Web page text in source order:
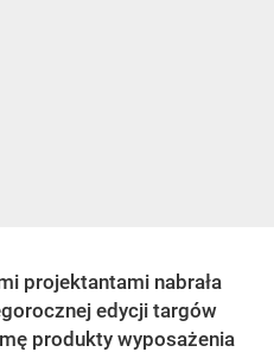
projektantami nabrała
edycji targów
produkty wyposażenia